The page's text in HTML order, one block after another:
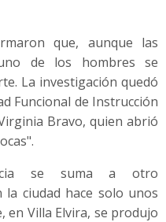
que, aunque las
de los hombres se
La investigación quedó
Funcional de Instrucción
Bravo, quien abrió
se suma a otro
ciudad hace solo unos
en Villa Elvira, se produjo